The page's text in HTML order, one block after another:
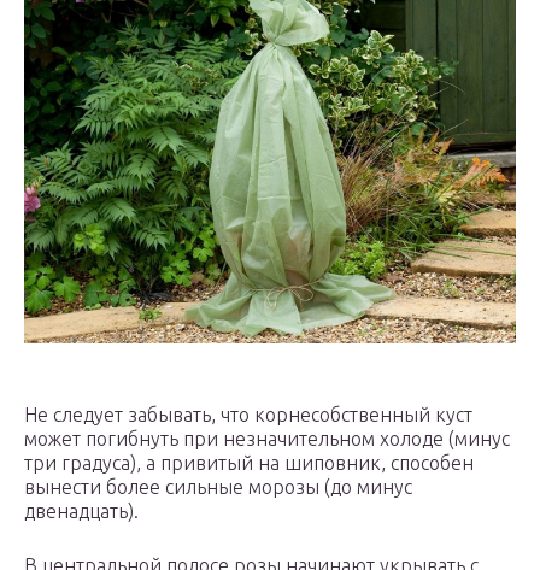
Не следует забывать, что корнесобственный куст
может погибнуть при незначительном холоде (минус
три градуса), а привитый на шиповник, способен
вынести более сильные морозы (до минус
двенадцать).
В центральной полосе розы начинают укрывать с